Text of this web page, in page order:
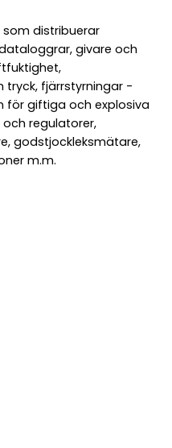
distribuerar
givare och
tryck, fjärrstyrningar -
för giftiga och explosiva
regulatorer,
godstjockleksmätare,
m.m.